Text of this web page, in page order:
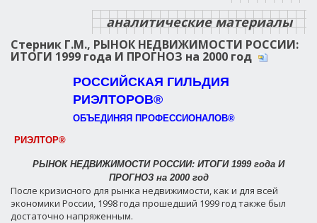
аналитические материалы
Стерник Г.М., РЫНОК НЕДВИЖИМОСТИ РОССИИ:
ИТОГИ 1999 года И ПРОГНОЗ на 2000 год
РОССИЙСКАЯ ГИЛЬДИЯ
РИЭЛТОРОВ®
ОБЪЕДИНЯЯ ПРОФЕССИОНАЛОВ®
РИЭЛТОР®
РЫНОК НЕДВИЖИМОСТИ РОССИИ: ИТОГИ 1999 года И
ПРОГНОЗ на 2000 год
После кризисного для рынка недвижимости, как и для всей
экономики России, 1998 года прошедший 1999 год также был
достаточно напряженным.